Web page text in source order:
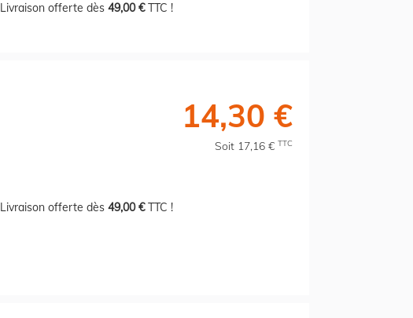
Livraison offerte dès 49,00 €TTC !
14,30 €
Soit 17,16 € TTC
Livraison offerte dès 49,00 €TTC !